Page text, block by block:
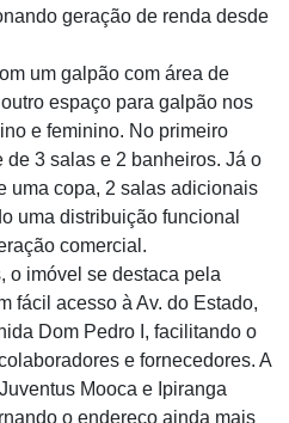
geração de renda desde
um galpão com área de
espaço para galpão nos
e feminino. No primeiro
3 salas e 2 banheiros. Já o
uma copa, 2 salas adicionais
uma distribuição funcional
comercial.
o imóvel se destaca pela
fácil acesso à Av. do Estado,
Dom Pedro I, facilitando o
e fornecedores. A
Mooca e Ipiranga
o endereço ainda mais